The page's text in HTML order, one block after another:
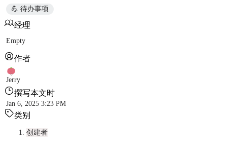
💪 待办事项
经理
Empty
作者
Jerry
撰写本文时
Jan 6, 2025 3:23 PM
类别
创建者